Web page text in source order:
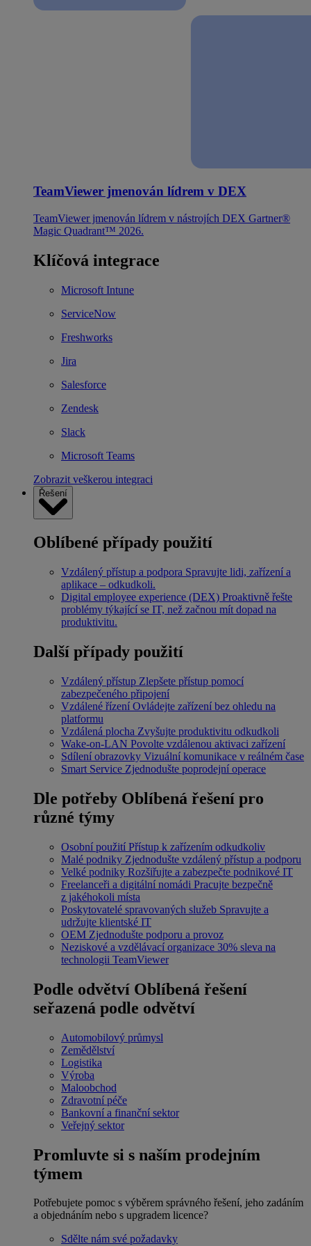
TeamViewer jmenován lídrem v DEX
TeamViewer jmenován lídrem v nástrojích DEX Gartner®
Magic Quadrant™ 2026.
Klíčová integrace
Microsoft Intune
ServiceNow
Freshworks
Jira
Salesforce
Zendesk
Slack
Microsoft Teams
Zobrazit veškerou integraci
Řešení
Oblíbené případy použití
Vzdálený přístup a podpora Spravujte lidi, zařízení a
aplikace – odkudkoli.
Digital employee experience (DEX) Proaktivně řešte
problémy týkající se IT, než začnou mít dopad na
produktivitu.
Další případy použití
Vzdálený přístup Zlepšete přístup pomocí
zabezpečeného připojení
Vzdálené řízení Ovládejte zařízení bez ohledu na
platformu
Vzdálená plocha Zvyšujte produktivitu odkudkoli
Wake-on-LAN Povolte vzdálenou aktivaci zařízení
Sdílení obrazovky Vizuální komunikace v reálném čase
Smart Service Zjednodušte poprodejní operace
Dle potřeby Oblíbená řešení pro
různé týmy
Osobní použití Přístup k zařízením odkudkoliv
Malé podniky Zjednodušte vzdálený přístup a podporu
Velké podniky Rozšiřujte a zabezpečte podnikové IT
Freelanceři a digitální nomádi Pracujte bezpečně
z jakéhokoli místa
Poskytovatelé spravovaných služeb Spravujte a
udržujte klientské IT
OEM Zjednodušte podporu a provoz
Neziskové a vzdělávací organizace 30% sleva na
technologii TeamViewer
Podle odvětví Oblíbená řešení
seřazená podle odvětví
Automobilový průmysl
Zemědělství
Logistika
Výroba
Maloobchod
Zdravotní péče
Bankovní a finanční sektor
Veřejný sektor
Promluvte si s naším prodejním
týmem
Potřebujete pomoc s výběrem správného řešení, jeho zadáním
a objednáním nebo s upgradem licence?
Sdělte nám své požadavky